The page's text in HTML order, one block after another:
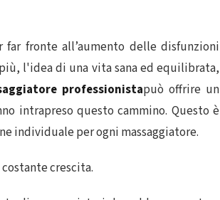
fronte all’aumento delle disfunzioni
l'idea di una vita sana ed equilibrata,
professionistapuò offrire un
intrapreso questo cammino. Questo è
individuale per ogni massaggiatore.
crescita.